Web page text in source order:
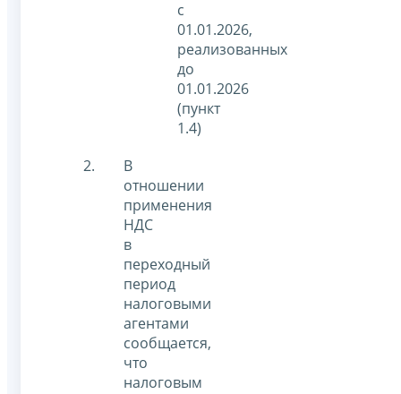
с
01.01.2026,
реализованных
до
01.01.2026
(пункт
1.4)
В
отношении
применения
НДС
в
переходный
период
налоговыми
агентами
сообщается,
что
налоговым